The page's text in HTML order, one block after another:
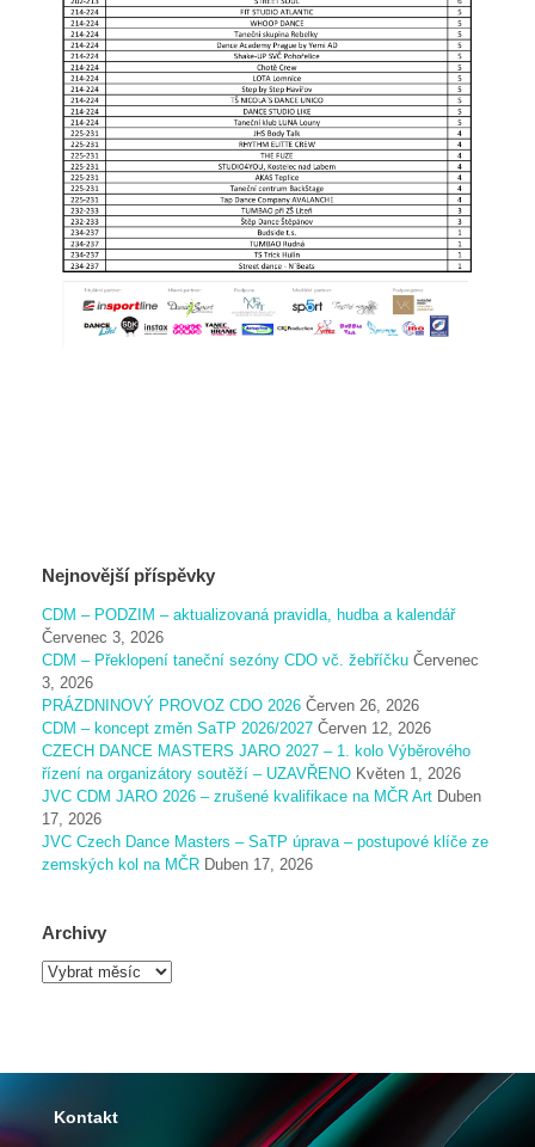
Nejnovější příspěvky
CDM – PODZIM – aktualizovaná pravidla, hudba a kalendář
Červenec 3, 2026
CDM – Překlopení taneční sezóny CDO vč. žebříčku Červenec
3, 2026
PRÁZDNINOVÝ PROVOZ CDO 2026 Červen 26, 2026
CDM – koncept změn SaTP 2026/2027 Červen 12, 2026
CZECH DANCE MASTERS JARO 2027 – 1. kolo Výběrového
řízení na organizátory soutěží – UZAVŘENO Květen 1, 2026
JVC CDM JARO 2026 – zrušené kvalifikace na MČR Art Duben
17, 2026
JVC Czech Dance Masters – SaTP úprava – postupové klíče ze
zemských kol na MČR Duben 17, 2026
Archivy
A
Kontakt